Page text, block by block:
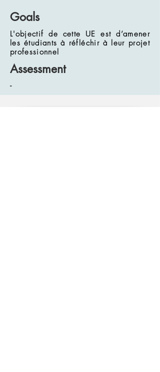
Goals
L'objectif de cette UE est d’amener
les étudiants à réfléchir à leur projet
professionnel
Assessment
-